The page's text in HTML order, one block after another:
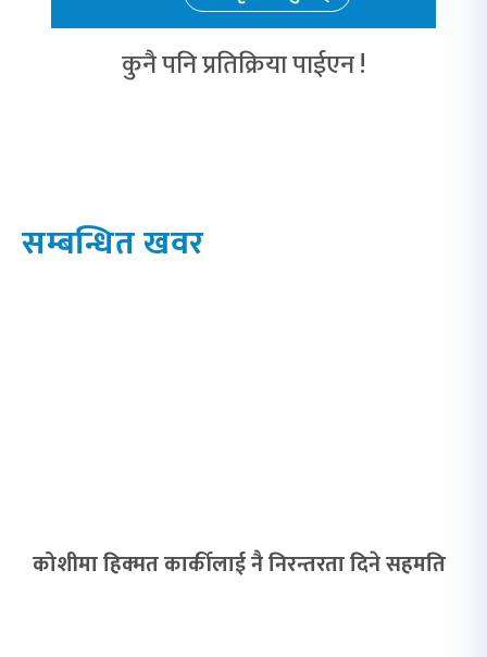
कुनै पनि प्रतिक्रिया पाईएन !
सम्बन्धित खवर
कोशीमा हिक्मत कार्कीलाई नै निरन्तरता दिने सहमति